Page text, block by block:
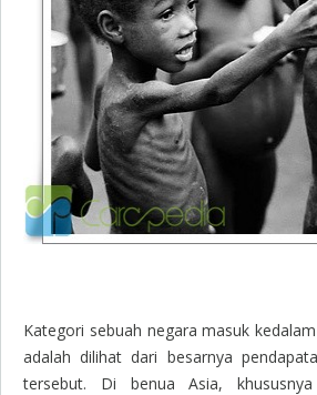
Kategori sebuah negara masuk
adalah dilihat dari besarnya
tersebut. Di benua Asia,